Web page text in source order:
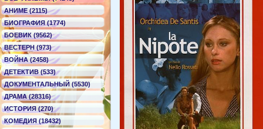
АНИМЕ (2115)
БИОГРАФИЯ (1774)
БОЕВИК (9562)
ВЕСТЕРН (973)
ВОЙНА (2458)
ДЕТЕКТИВ (533)
ДОКУМЕНТАЛЬНЫЙ (5530)
ДРАМА (28316)
ИСТОРИЯ (270)
КОМЕДИЯ (18432)